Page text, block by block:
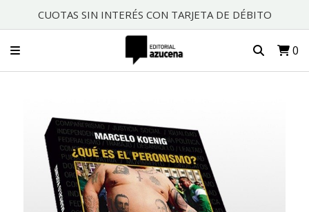
CUOTAS SIN INTERÉS CON TARJETA DE DÉBITO
0